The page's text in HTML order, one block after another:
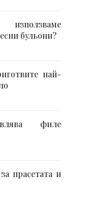
бульони?
най-
филе
прасетата и